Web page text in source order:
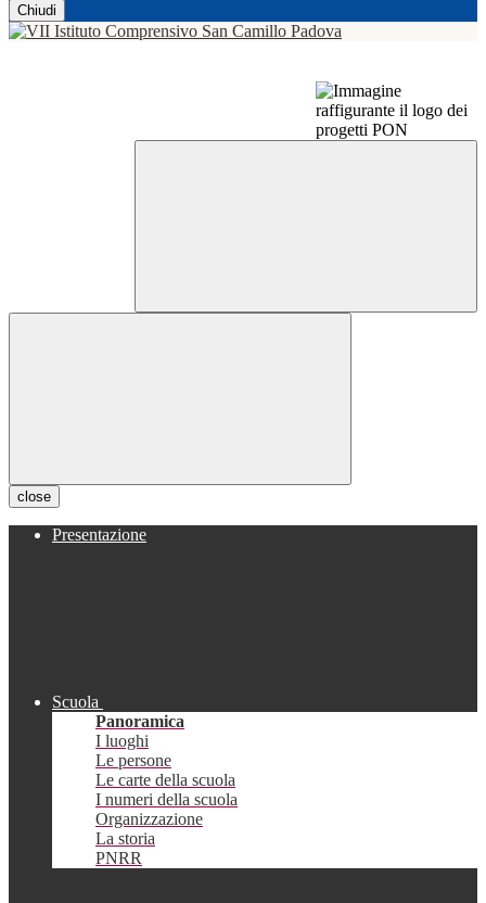
Chiudi
close
Presentazione
Scuola
Panoramica
I luoghi
Le persone
Le carte della scuola
I numeri della scuola
Organizzazione
La storia
PNRR